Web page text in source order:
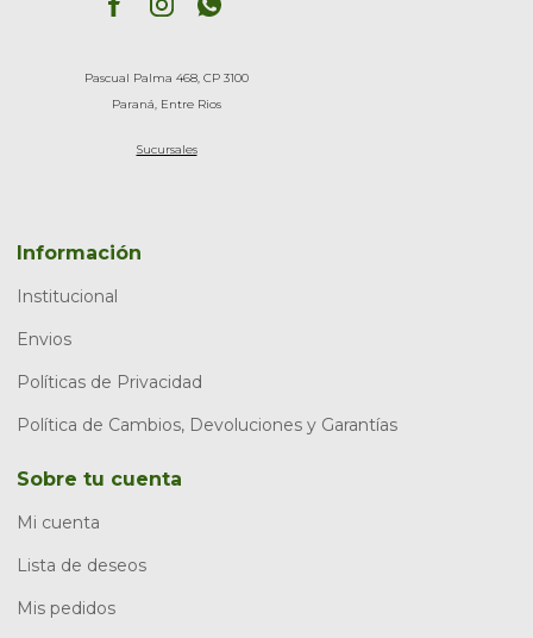
Pascual Palma 468, CP 3100
Paraná, Entre Rios
Sucursales
Información
Institucional
Envios
Políticas de Privacidad
Política de Cambios, Devoluciones y Garantías
Sobre tu cuenta
Mi cuenta
Lista de deseos
Mis pedidos